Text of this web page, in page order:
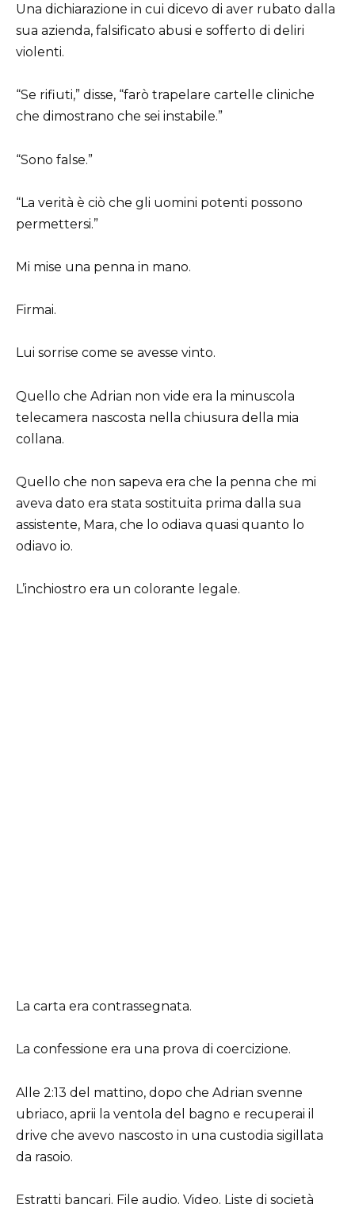
Una dichiarazione in cui dicevo di aver rubato dalla
sua azienda, falsificato abusi e sofferto di deliri
violenti.
“Se rifiuti,” disse, “farò trapelare cartelle cliniche
che dimostrano che sei instabile.”
“Sono false.”
“La verità è ciò che gli uomini potenti possono
permettersi.”
Mi mise una penna in mano.
Firmai.
Lui sorrise come se avesse vinto.
Quello che Adrian non vide era la minuscola
telecamera nascosta nella chiusura della mia
collana.
Quello che non sapeva era che la penna che mi
aveva dato era stata sostituita prima dalla sua
assistente, Mara, che lo odiava quasi quanto lo
odiavo io.
L’inchiostro era un colorante legale.
La carta era contrassegnata.
La confessione era una prova di coercizione.
Alle 2:13 del mattino, dopo che Adrian svenne
ubriaco, aprii la ventola del bagno e recuperai il
drive che avevo nascosto in una custodia sigillata
da rasoio.
Estratti bancari. File audio. Video. Liste di società